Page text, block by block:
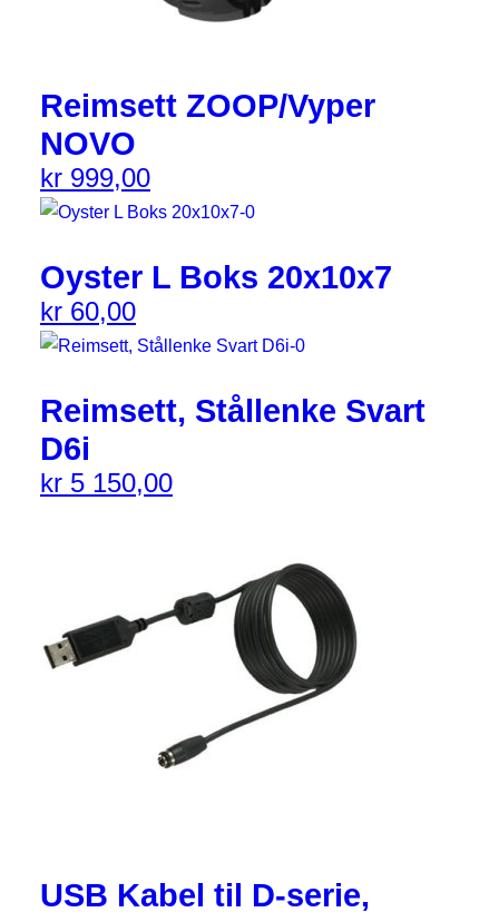
Reimsett ZOOP/Vyper
NOVO
kr 999,00
Oyster L Boks 20x10x7
kr 60,00
Reimsett, Stållenke Svart
D6i
kr 5 150,00
USB Kabel til D-serie,